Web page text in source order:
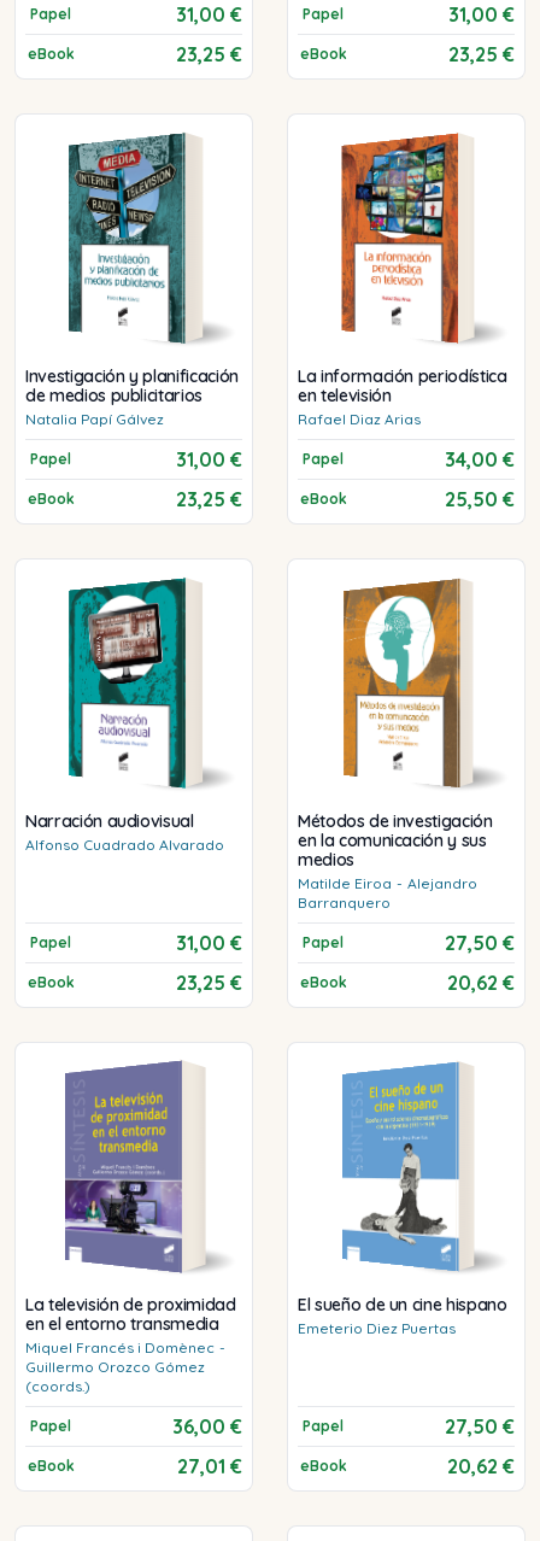
Papel 31,00 €
eBook 23,25 €
Papel 31,00 €
eBook 23,25 €
Investigación y planificación
de medios publicitarios
Natalia Papí Gálvez
Papel 31,00 €
eBook 23,25 €
La información periodística
en televisión
Rafael Diaz Arias
Papel 34,00 €
eBook 25,50 €
Narración audiovisual
Alfonso Cuadrado Alvarado
Papel 31,00 €
eBook 23,25 €
Métodos de investigación
en la comunicación y sus
medios
Matilde Eiroa - Alejandro
Barranquero
Papel 27,50 €
eBook 20,62 €
La televisión de proximidad
en el entorno transmedia
Miquel Francés i Domènec -
Guillermo Orozco Gómez
(coords.)
Papel 36,00 €
eBook 27,01 €
El sueño de un cine hispano
Emeterio Diez Puertas
Papel 27,50 €
eBook 20,62 €